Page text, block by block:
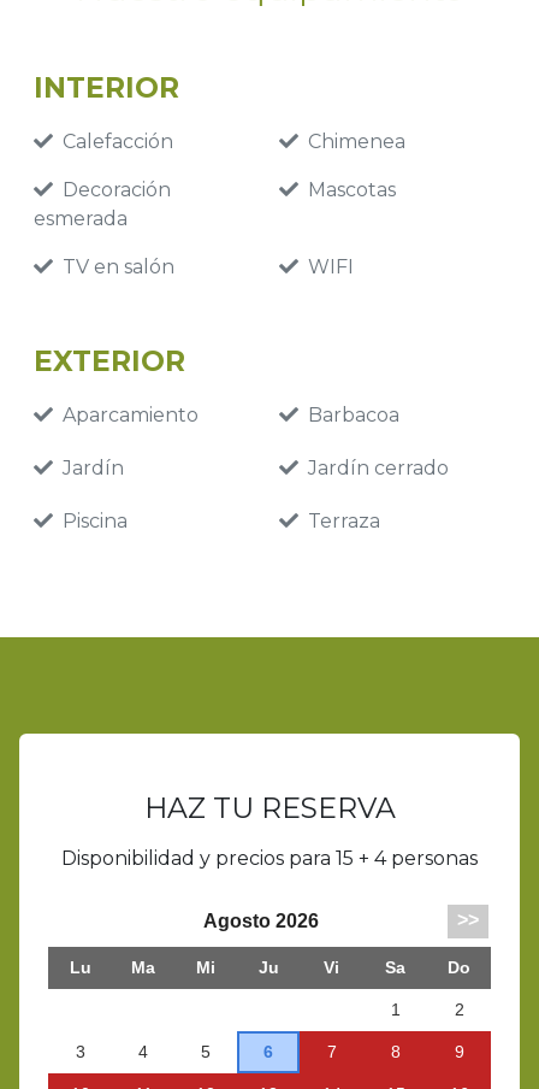
INTERIOR
Calefacción Chimenea
Decoración
esmerada
Mascotas
TV en salón WIFI
EXTERIOR
Aparcamiento Barbacoa
Jardín Jardín cerrado
Piscina Terraza
HAZ TU RESERVA
Disponibilidad y precios para 15 + 4 personas